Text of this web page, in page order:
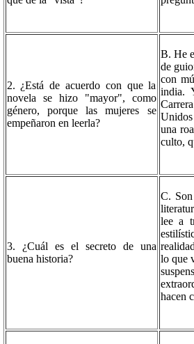
2. ¿Está de acuerdo con que la
novela se hizo "mayor", como
género, porque las mujeres se
empeñaron en leerla?
B. He
de
con
india.
una
culto,
3. ¿Cuál es el secreto de una
buena historia?
C.
lee a
lo que
hacen